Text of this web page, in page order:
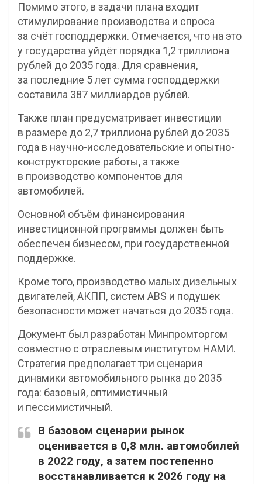
Помимо этого, в задачи плана входит
стимулирование производства и спроса
за счёт господдержки. Отмечается, что на это
у государства уйдёт порядка 1,2 триллиона
рублей до 2035 года. Для сравнения,
за последние 5 лет сумма господдержки
составила 387 миллиардов рублей.
Также план предусматривает инвестиции
в размере до 2,7 триллиона рублей до 2035
года в научно-исследовательские и опытно-
конструкторские работы, а также
в производство компонентов для
автомобилей.
Основной объём финансирования
инвестиционной программы должен быть
обеспечен бизнесом, при государственной
поддержке.
Кроме того, производство малых дизельных
двигателей, АКПП, систем ABS и подушек
безопасности может начаться до 2035 года.
Документ был разработан Минпромторгом
совместно с отраслевым институтом НАМИ.
Стратегия предполагает три сценария
динамики автомобильного рынка до 2035
года: базовый, оптимистичный
и пессимистичный.
В базовом сценарии рынок
оценивается в 0,8 млн. автомобилей
в 2022 году, а затем постепенно
восстанавливается к 2026 году на